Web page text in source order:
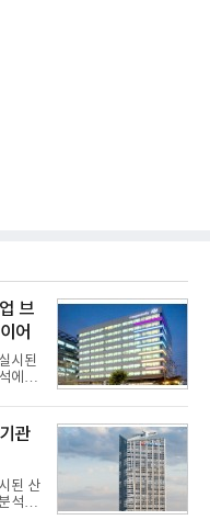
브
어
시된
에서
육서
부터
건
수
다.
건) 대
브랜
관
된 산
석에